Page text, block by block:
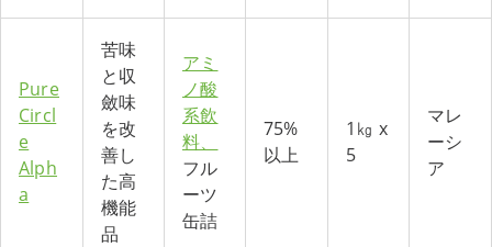
Pure
Circl
e
Alph
a
苦味
と収
斂味
を改
善し
た高
機能
品
アミ
ノ酸
系飲
料、
フル
ーツ
缶詰
75%
以上
1㎏ x
5
マレ
ーシ
ア